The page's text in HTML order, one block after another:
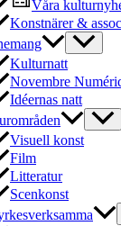
Våra
Konstnärer &
Kulturnatt
Novembre
Idéernas natt
Visuell konst
Film
Litteratur
Scenkonst